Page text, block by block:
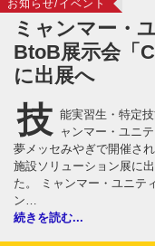
お知らせ/イベント
ミャンマー・
BtoB展示会「
に出展へ
技 能実習生・特定
ャンマー・ユニ
夢メッセみやぎで開催さ
施設ソリューション展に
た。 ミャンマー・ユニテ
ン…
続きを読む...